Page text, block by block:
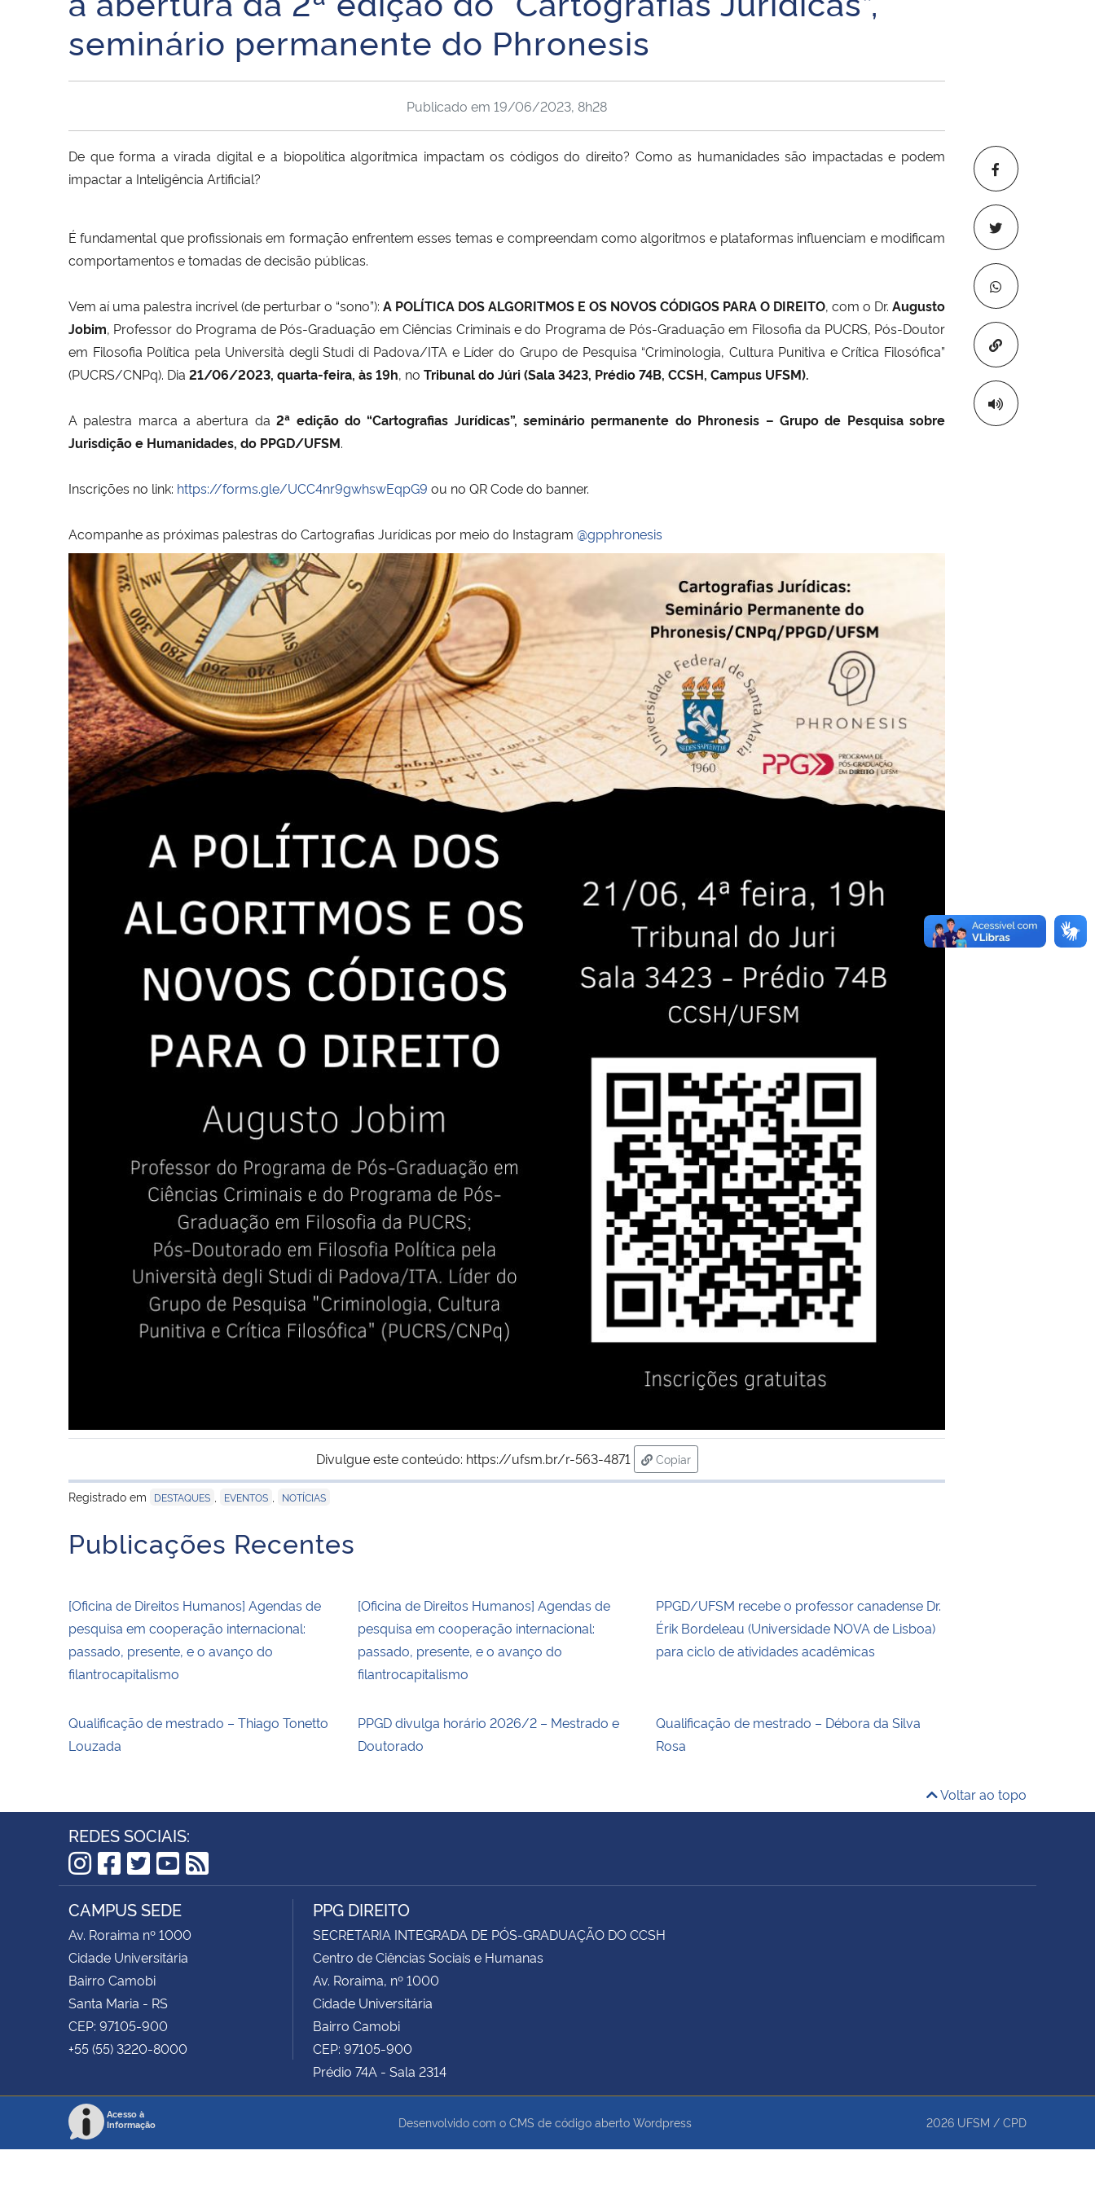
seminário permanente do Phronesis
Copiar para
Publicado em 19/06/2023, 8h28
De que forma a virada digital e a biopolítica algorítmica impactam os códigos do direito? Como as humanidades são impactadas e podem
impactar a Inteligência Artificial?
É fundamental que profissionais em formação enfrentem esses temas e compreendam como algoritmos e plataformas influenciam e modificam
comportamentos e tomadas de decisão públicas.
Vem aí uma palestra incrível (de perturbar o “sono”): A POLÍTICA DOS ALGORITMOS E OS NOVOS CÓDIGOS PARA O DIREITO, com o Dr. Augusto
Jobim, Professor do Programa de Pós-Graduação em Ciências Criminais e do Programa de Pós-Graduação em Filosofia da PUCRS, Pós-Doutor
em Filosofia Política pela Università degli Studi di Padova/ITA e Líder do Grupo de Pesquisa “Criminologia, Cultura Punitiva e Crítica Filosófica”
(PUCRS/CNPq). Dia 21/06/2023, quarta-feira, às 19h, no Tribunal do Júri (Sala 3423, Prédio 74B, CCSH, Campus UFSM).
A palestra marca a abertura da 2ª edição do “Cartografias Jurídicas”, seminário permanente do Phronesis – Grupo de Pesquisa sobre
Jurisdição e Humanidades, do PPGD/UFSM.
Inscrições no link: https://forms.gle/UCC4nr9gwhswEqpG9 ou no QR Code do banner.
Acompanhe as próximas palestras do Cartografias Jurídicas por meio do Instagram @gpphronesis
Divulgue este conteúdo: https://ufsm.br/r-563-4871
Copiar
para área de transferência
Registrado em
DESTAQUES EVENTOS NOTÍCIAS
Publicações Recentes
[Oficina de Direitos Humanos] Agendas de
pesquisa em cooperação internacional:
passado, presente, e o avanço do
filantrocapitalismo
[Oficina de Direitos Humanos] Agendas de
pesquisa em cooperação internacional:
passado, presente, e o avanço do
filantrocapitalismo
PPGD/UFSM recebe o professor canadense Dr.
Érik Bordeleau (Universidade NOVA de Lisboa)
para ciclo de atividades acadêmicas
Qualificação de mestrado – Thiago Tonetto
Louzada
PPGD divulga horário 2026/2 – Mestrado e
Doutorado
Qualificação de mestrado – Débora da Silva
Rosa
Voltar ao topo
REDES SOCIAIS:
Instagram
Facebook
Twitter
YouTube
RSS
CAMPUS SEDE
Av. Roraima nº 1000
Cidade Universitária
Bairro Camobi
Santa Maria - RS
CEP: 97105-900
+55 (55) 3220-8000
PPG DIREITO
SECRETARIA INTEGRADA DE PÓS-GRADUAÇÃO DO CCSH
Centro de Ciências Sociais e Humanas
Av. Roraima, nº 1000
Cidade Universitária
Bairro Camobi
CEP: 97105-900
Prédio 74A - Sala 2314
Acesso à
Informação
Desenvolvido com o CMS de código aberto Wordpress 2026 UFSM / CPD